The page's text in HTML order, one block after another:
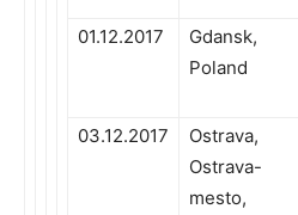
01.12.2017
Gdansk,
Poland
03.12.2017
Ostrava,
Ostrava-
mesto,